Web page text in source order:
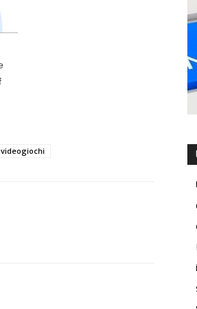
videogiochi